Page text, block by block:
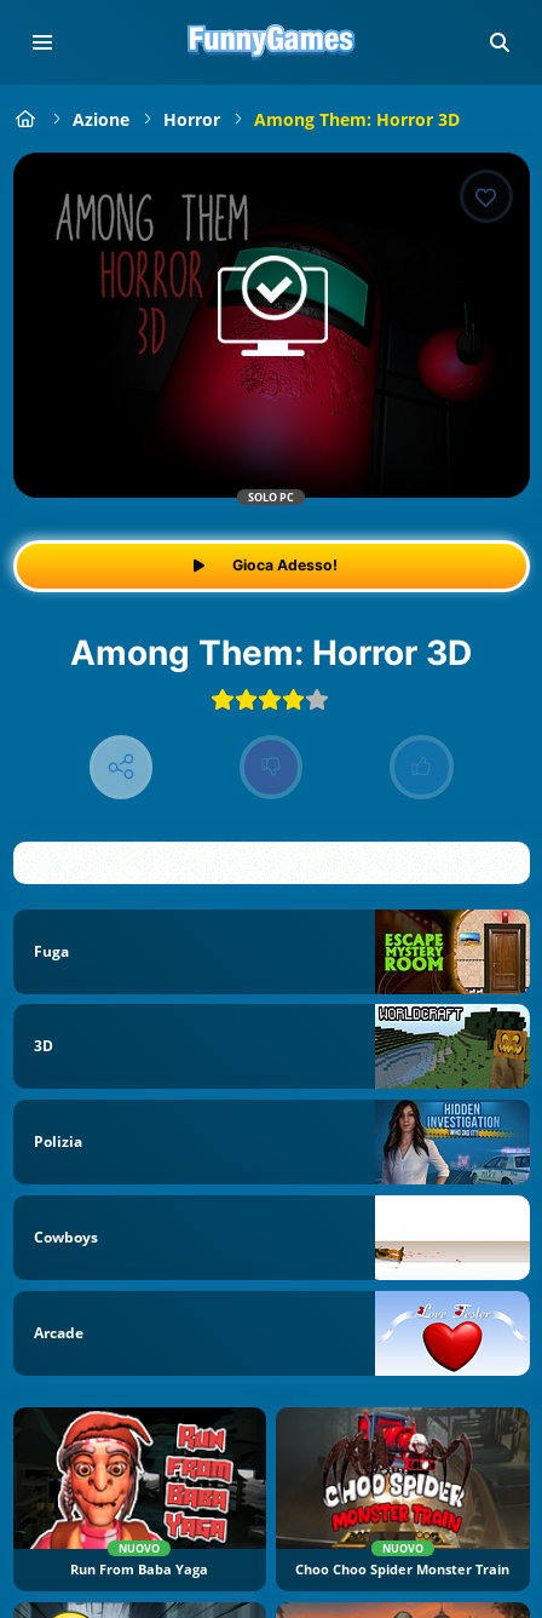
Azione Horror Among Them: Horror 3D
SOLO PC
Gioca Adesso!
Among Them: Horror 3D
Fuga
3D
Polizia
Cowboys
Arcade
NUOVO
Run From Baba Yaga
NUOVO
Choo Choo Spider Monster Train